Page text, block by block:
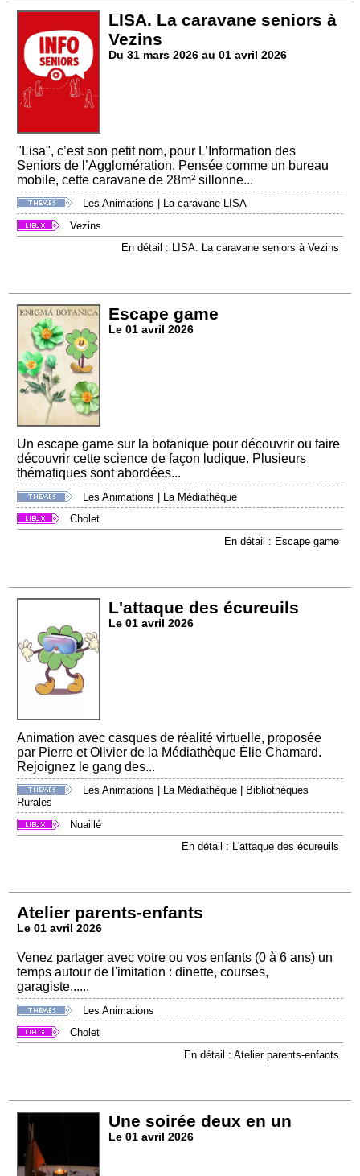
LISA. La caravane seniors à
Vezins
Du 31 mars 2026 au 01 avril 2026
"Lisa", c’est son petit nom, pour L’Information des
Seniors de l’Agglomération. Pensée comme un bureau
mobile, cette caravane de 28m² sillonne...
Les Animations
La caravane LISA
Vezins
En détail : LISA. La caravane seniors à Vezins
Escape game
Le 01 avril 2026
Un escape game sur la botanique pour découvrir ou faire
découvrir cette science de façon ludique. Plusieurs
thématiques sont abordées...
Les Animations
La Médiathèque
Cholet
En détail : Escape game
L'attaque des écureuils
Le 01 avril 2026
Animation avec casques de réalité virtuelle, proposée
par Pierre et Olivier de la Médiathèque Élie Chamard.
Rejoignez le gang des...
Les Animations La Médiathèque
Bibliothèques
Rurales
Nuaillé
En détail : L'attaque des écureuils
Atelier parents-enfants
Le 01 avril 2026
Venez partager avec votre ou vos enfants (0 à 6 ans) un
temps autour de l'imitation : dinette, courses,
garagiste......
Les Animations
Cholet
En détail : Atelier parents-enfants
Une soirée deux en un
Le 01 avril 2026